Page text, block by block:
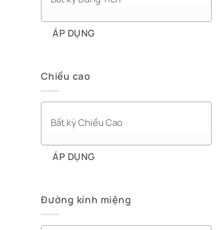
ÁP DỤNG
Chiều cao
ÁP DỤNG
Đường kính miệng